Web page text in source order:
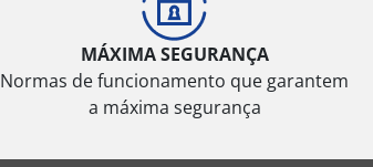
MÁXIMA SEGURANÇA
Normas de funcionamento que garantem
a máxima segurança